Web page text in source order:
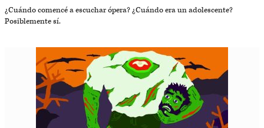
¿Cuándo comencé a escuchar ópera? ¿Cuándo era un adolescente?
Posiblemente sí.